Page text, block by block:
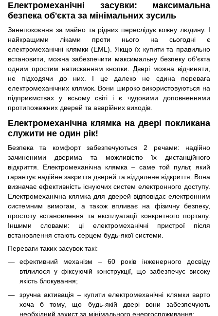
Електромеханічні засувки: максимальна
безпека об'єкта за мінімальних зусиль
Занепокоєння за майно та рідних переслідує кожну людину. І
найкращими ліками проти нього на сьогодні є
електромеханічні клямки (EML). Якщо їх купити та правильно
встановити, можна забезпечити максимальну безпеку об'єкта
одним простим натисканням кнопки. Двері можна відчиняти,
не підходячи до них. І це далеко не єдина перевага
електромеханічних клямок. Вони широко використовуються на
підприємствах у всьому світі і є чудовими доповненнями
протипожежних дверей та аварійних виходів.
Електромеханічна клямка на двері покликана
служити не один рік!
Безпека та комфорт забезпечуються 2 речами: надійно
зачиненими дверима та можливістю їх дистанційного
відкриття. Електромеханічна клямка – саме той пульт, який
гарантує надійне закриття дверей та віддалене відкриття. Вона
визначає ефективність існуючих систем електронного доступу.
Електромеханічна клямка для дверей відповідає електронним
системним вимогам, а також впливає на фізичну безпеку,
простоту встановлення та експлуатації конкретного порталу.
Іншими словами: ці електромеханічні пристрої після
встановлення стають серцем будь-якої системи.
Переваги таких засувок такі:
ефективний механізм – 60 років інженерного досвіду
втілилося у фіксуючій конструкції, що забезпечує високу
якість блокування;
зручна активація – купити електромеханічні клямки варто
хоча б тому, що будь-якій двері вони забезпечують
необхідний захист за мінімального енергоспоживання;